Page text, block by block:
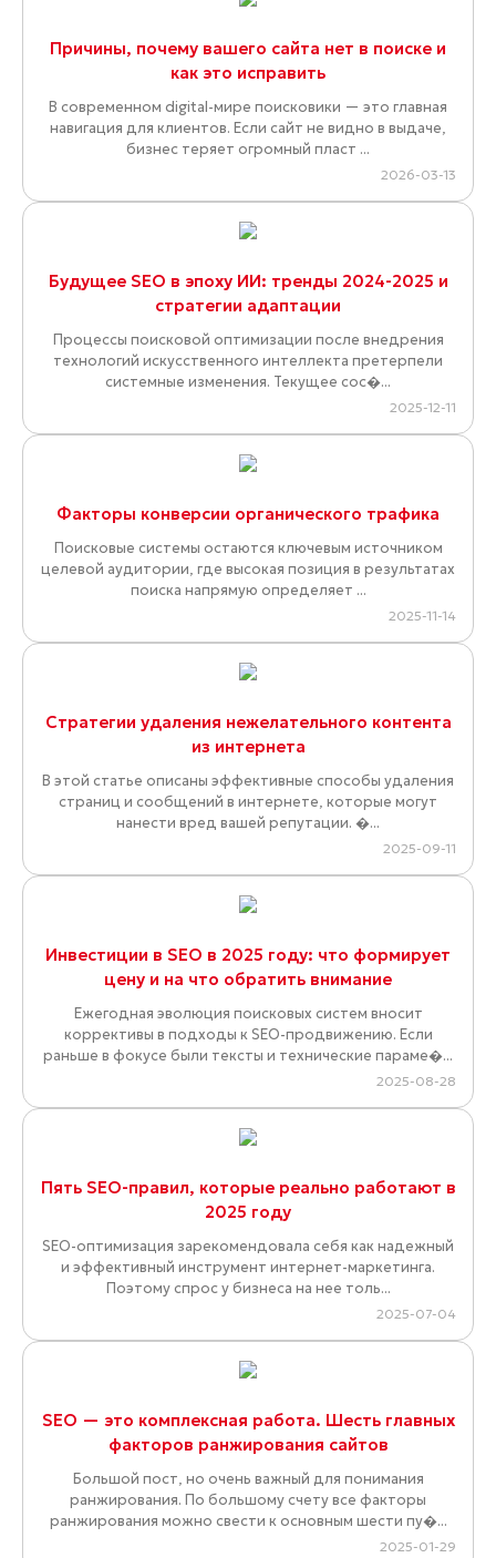
Причины, почему вашего сайта нет в поиске и
как это исправить
В современном digital-мире поисковики — это главная
навигация для клиентов. Если сайт не видно в выдаче,
бизнес теряет огромный пласт ...
2026-03-13
Будущее SEO в эпоху ИИ: тренды 2024-2025 и
стратегии адаптации
Процессы поисковой оптимизации после внедрения
технологий искусственного интеллекта претерпели
системные изменения. Текущее сос�...
2025-12-11
Факторы конверсии органического трафика
Поисковые системы остаются ключевым источником
целевой аудитории, где высокая позиция в результатах
поиска напрямую определяет ...
2025-11-14
Стратегии удаления нежелательного контента
из интернета
В этой статье описаны эффективные способы удаления
страниц и сообщений в интернете, которые могут
нанести вред вашей репутации. �...
2025-09-11
Инвестиции в SEO в 2025 году: что формирует
цену и на что обратить внимание
Ежегодная эволюция поисковых систем вносит
коррективы в подходы к SEO-продвижению. Если
раньше в фокусе были тексты и технические параме�...
2025-08-28
Пять SEO-правил, которые реально работают в
2025 году
SEO-оптимизация зарекомендовала себя как надежный
и эффективный инструмент интернет-маркетинга.
Поэтому спрос у бизнеса на нее толь...
2025-07-04
SEO — это комплексная работа. Шесть главных
факторов ранжирования сайтов
Большой пост, но очень важный для понимания
ранжирования. По большому счету все факторы
ранжирования можно свести к основным шести пу�...
2025-01-29